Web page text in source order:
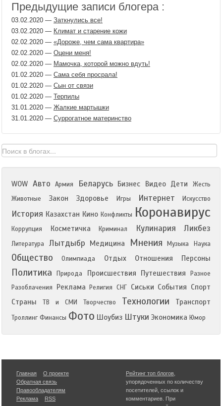
Предыдущие записи блогера :
03.02.2020 — Заткнулись все!
03.02.2020 — Климат и старение кожи
02.02.2020 — «Дороже, чем сама квартира»
02.02.2020 — Оцени меня!
02.02.2020 — Мамочка, которой можно вдуть!
01.02.2020 — Сама себя просрала!
01.02.2020 — Сын от связи
01.02.2020 — Терпилы
31.01.2020 — Жалкие мартышки
31.01.2020 — Суррогатное материнство
WOW Авто Армия Беларусь Бизнес Видео Дети
Жесть
Животные
Закон Здоровье Игры Интернет Искусство
История Казахстан Кино Конфликты Коронавирус
Коррупция Косметичка Криминал Кулинария Ликбез
Литература Лытдыбр Медицина Мнения Музыка Наука
Общество Олимпиада Отдых Отношения Персоны
Политика Природа Происшествия Путешествия
Разное
Разоблачения
Реклама Религия СНГ Сиськи События Спорт
Страны
ТВ и СМИ Творчество Технологии Транспорт
Троллинг Финансы Фото Шоубиз Штуки Экономика Юмор
Главная
О проекте
Обратная связь
Правообладателям
Реклама
RSS
Рейтинг топ блогов
упорядоченных по количеству
посетителей, ссылок и
комментариев. При